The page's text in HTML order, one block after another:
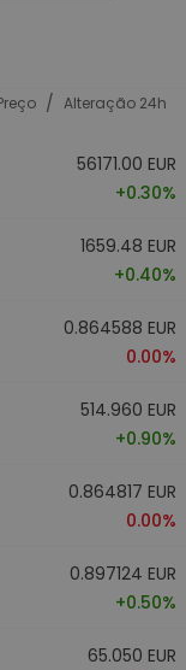
/ Alteração 24h
56171.00 EUR
+0.30%
1659.48 EUR
+0.40%
0.864588 EUR
0.00%
514.960 EUR
+0.90%
0.864817 EUR
0.00%
0.897124 EUR
+0.50%
65.050 EUR